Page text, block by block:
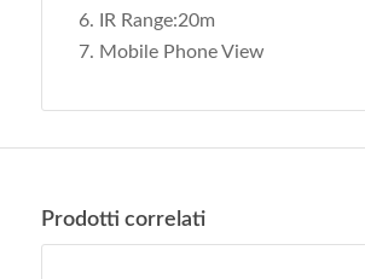
IR Range:20m
Mobile Phone View
Prodotti correlati